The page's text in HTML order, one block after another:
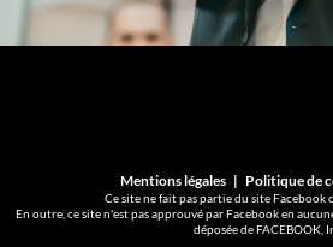
Mentions légales | Politique de
Ce site ne fait pas partie du site Facebook
En outre, ce site n'est pas approuvé par Facebook en
déposée de FACEBOOK,